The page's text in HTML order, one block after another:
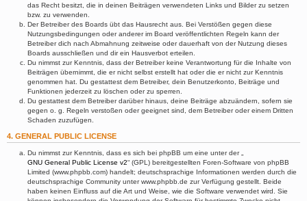
das Recht besitzt, die in deinen Beiträgen verwendeten Links und Bilder zu setzen
bzw. zu verwenden.
Der Betreiber des Boards übt das Hausrecht aus. Bei Verstößen gegen diese
Nutzungsbedingungen oder anderer im Board veröffentlichten Regeln kann der
Betreiber dich nach Abmahnung zeitweise oder dauerhaft von der Nutzung dieses
Boards ausschließen und dir ein Hausverbot erteilen.
Du nimmst zur Kenntnis, dass der Betreiber keine Verantwortung für die Inhalte von
Beiträgen übernimmt, die er nicht selbst erstellt hat oder die er nicht zur Kenntnis
genommen hat. Du gestattest dem Betreiber, dein Benutzerkonto, Beiträge und
Funktionen jederzeit zu löschen oder zu sperren.
Du gestattest dem Betreiber darüber hinaus, deine Beiträge abzuändern, sofern sie
gegen o. g. Regeln verstoßen oder geeignet sind, dem Betreiber oder einem Dritten
Schaden zuzufügen.
4. GENERAL PUBLIC LICENSE
Du nimmst zur Kenntnis, dass es sich bei phpBB um eine unter der „
GNU General Public License v2“ (GPL) bereitgestellten Foren-Software von phpBB
Limited (www.phpbb.com) handelt; deutschsprachige Informationen werden durch die
deutschsprachige Community unter www.phpbb.de zur Verfügung gestellt. Beide
haben keinen Einfluss auf die Art und Weise, wie die Software verwendet wird. Sie